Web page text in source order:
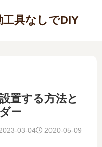
具なしでDIY
置する方法と
ー
2020-05-09
03-04